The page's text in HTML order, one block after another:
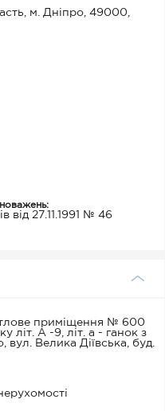
м. Дніпро, 49000,
від 27.11.1991 № 46
приміщення № 600
літ. А -9, літ. а - ганок з
Велика Діївська, буд.